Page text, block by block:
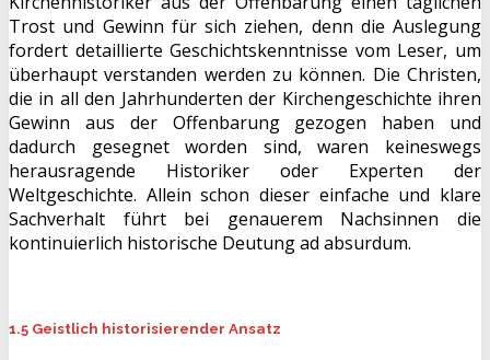
Trost und Gewinn für sich ziehen, denn die Auslegung
fordert detaillierte Geschichtskenntnisse vom Leser, um
überhaupt verstanden werden zu können. Die Christen,
die in all den Jahrhunderten der Kirchengeschichte ihren
Gewinn aus der Offenbarung gezogen haben und
dadurch gesegnet worden sind, waren keineswegs
herausragende Historiker oder Experten der
Weltgeschichte. Allein schon dieser einfache und klare
Sachverhalt führt bei genauerem Nachsinnen die
kontinuierlich historische Deutung ad absurdum.
1.5 Geistlich historisierender Ansatz